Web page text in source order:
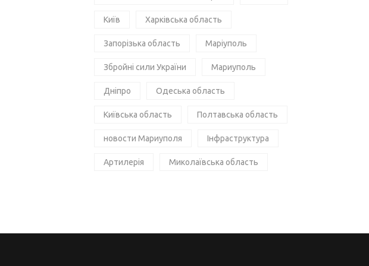
Київ Харківська область
Запорізька область Маріуполь
Збройні сили України Мариуполь
Дніпро Одеська область
Київська область Полтавська область
новости Мариуполя Інфраструктура
Артилерія Миколаївська область